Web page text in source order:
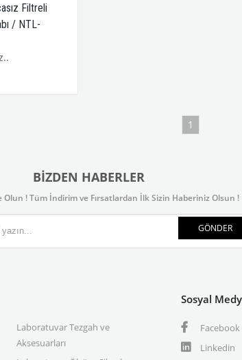
Filtreli
/ NTL-
1
BIZDEN HABERLER
Olun ! Tüm İndirim ve Fırsatlardan İlk Sizin Haberiniz Olsun !
GÖNDER
Laboratuvar Tezgah ve
Aksesuarları
Sosyal
Facebook
Linkedin